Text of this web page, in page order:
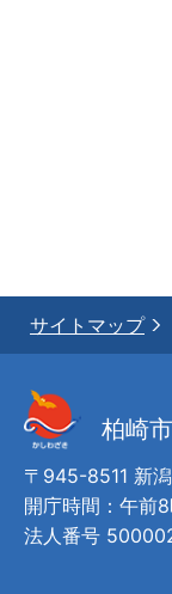
サイトマップ
柏崎
〒945-8511 新
開庁時間：午前
法人番号